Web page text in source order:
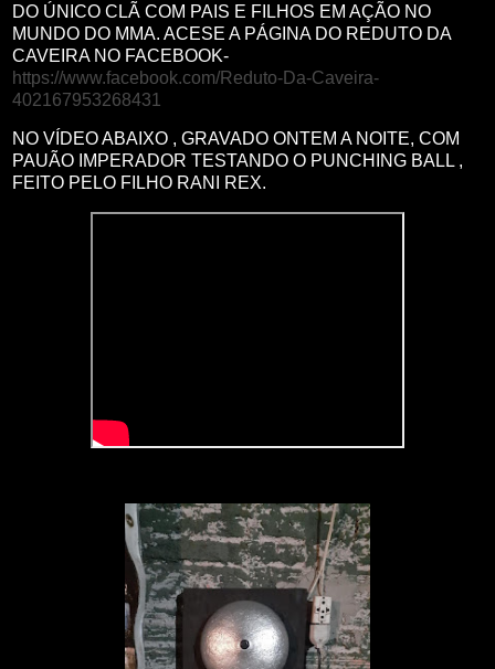
DO ÚNICO CLÃ COM PAIS E FILHOS EM AÇÃO NO
MUNDO DO MMA. ACESE A PÁGINA DO REDUTO DA
CAVEIRA NO FACEBOOK-
https://www.facebook.com/Reduto-Da-Caveira-
402167953268431
NO VÍDEO ABAIXO , GRAVADO ONTEM A NOITE, COM
PAUÃO IMPERADOR TESTANDO O PUNCHING BALL ,
FEITO PELO FILHO RANI REX.